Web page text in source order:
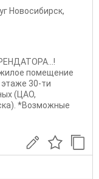
Новосибирск,
помещение
этаже 30-ти
(ЦАО,
*Возможные